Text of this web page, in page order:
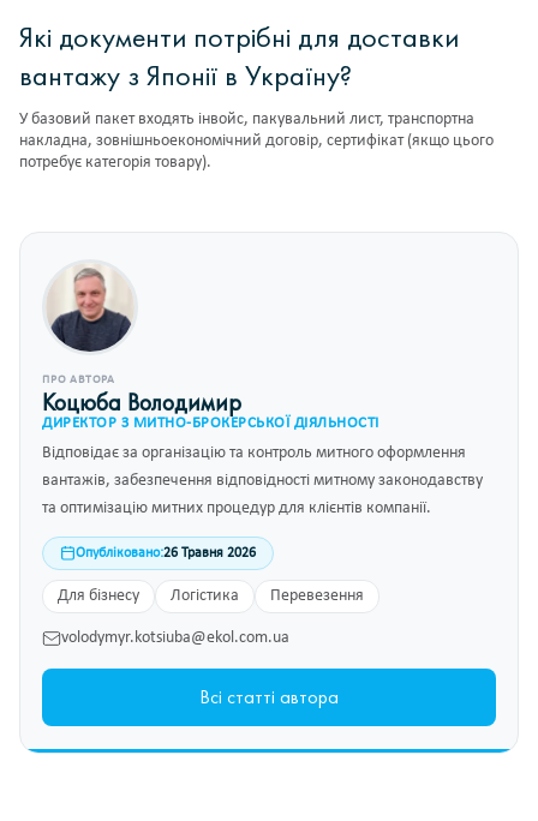
Які документи потрібні для доставки
вантажу з Японії в Україну?
У базовий пакет входять інвойс, пакувальний лист, транспортна
накладна, зовнішньоекономічний договір, сертифікат (якщо цього
потребує категорія товару).
ПРО АВТОРА
Коцюба Володимир
ДИРЕКТОР З МИТНО-БРОКЕРСЬКОЇ ДІЯЛЬНОСТІ
Відповідає за організацію та контроль митного оформлення
вантажів, забезпечення відповідності митному законодавству
та оптимізацію митних процедур для клієнтів компанії.
Опубліковано:26 Травня 2026
Для бізнесу Логістика Перевезення
volodymyr.kotsiuba@ekol.com.ua
Всі статті автора